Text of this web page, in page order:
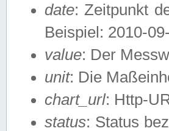
date: Zeitpunkt
Beispiel: 2010-
value: Der
unit: Die
chart_url: Http-
status: Status